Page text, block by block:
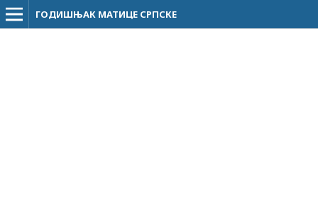
ГОДИШЊАК МАТИЦЕ СРПСКЕ